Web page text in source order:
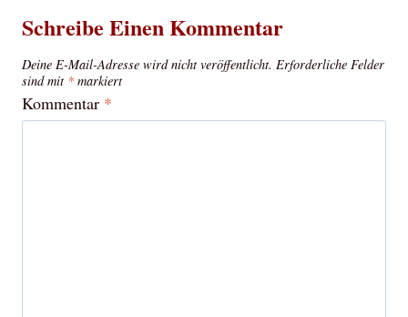
Schreibe Einen Kommentar
Deine E-Mail-Adresse wird nicht veröffentlicht. Erforderliche Felder
sind mit * markiert
Kommentar *